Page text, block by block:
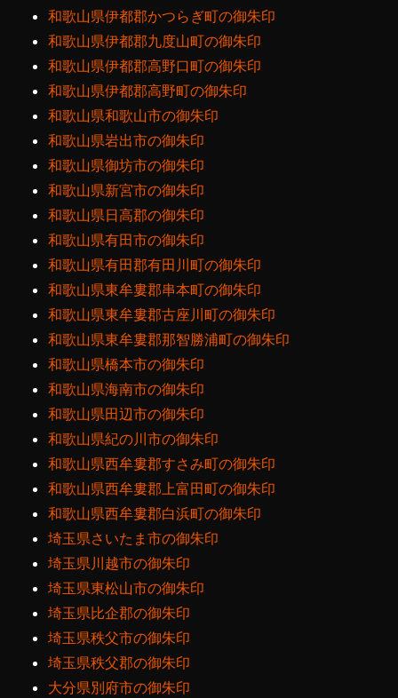
和歌山県伊都郡かつらぎ町の御朱印
和歌山県伊都郡九度山町の御朱印
和歌山県伊都郡高野口町の御朱印
和歌山県伊都郡高野町の御朱印
和歌山県和歌山市の御朱印
和歌山県岩出市の御朱印
和歌山県御坊市の御朱印
和歌山県新宮市の御朱印
和歌山県日高郡の御朱印
和歌山県有田市の御朱印
和歌山県有田郡有田川町の御朱印
和歌山県東牟婁郡串本町の御朱印
和歌山県東牟婁郡古座川町の御朱印
和歌山県東牟婁郡那智勝浦町の御朱印
和歌山県橋本市の御朱印
和歌山県海南市の御朱印
和歌山県田辺市の御朱印
和歌山県紀の川市の御朱印
和歌山県西牟婁郡すさみ町の御朱印
和歌山県西牟婁郡上富田町の御朱印
和歌山県西牟婁郡白浜町の御朱印
埼玉県さいたま市の御朱印
埼玉県川越市の御朱印
埼玉県東松山市の御朱印
埼玉県比企郡の御朱印
埼玉県秩父市の御朱印
埼玉県秩父郡の御朱印
大分県別府市の御朱印